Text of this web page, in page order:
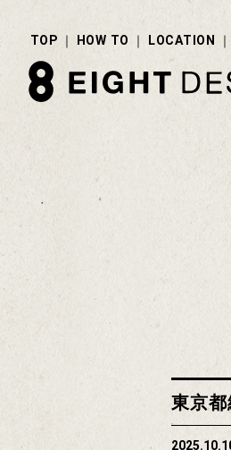
TOP HOW TO LOCATION
東京